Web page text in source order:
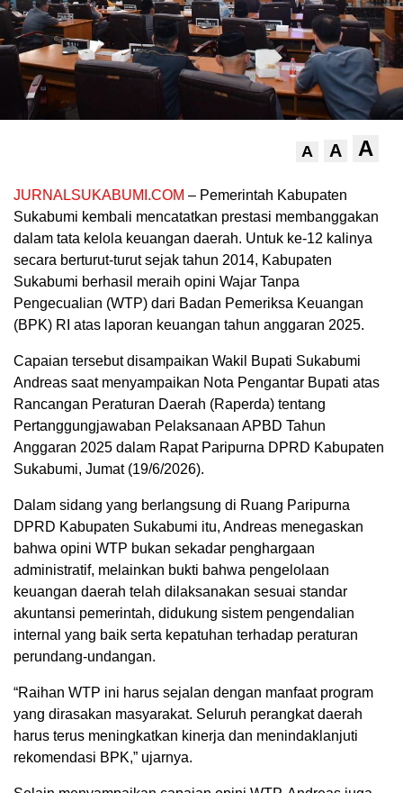
A A A
JURNALSUKABUMI.COM – Pemerintah Kabupaten
Sukabumi kembali mencatatkan prestasi membanggakan
dalam tata kelola keuangan daerah. Untuk ke-12 kalinya
secara berturut-turut sejak tahun 2014, Kabupaten
Sukabumi berhasil meraih opini Wajar Tanpa
Pengecualian (WTP) dari Badan Pemeriksa Keuangan
(BPK) RI atas laporan keuangan tahun anggaran 2025.
Capaian tersebut disampaikan Wakil Bupati Sukabumi
Andreas saat menyampaikan Nota Pengantar Bupati atas
Rancangan Peraturan Daerah (Raperda) tentang
Pertanggungjawaban Pelaksanaan APBD Tahun
Anggaran 2025 dalam Rapat Paripurna DPRD Kabupaten
Sukabumi, Jumat (19/6/2026).
Dalam sidang yang berlangsung di Ruang Paripurna
DPRD Kabupaten Sukabumi itu, Andreas menegaskan
bahwa opini WTP bukan sekadar penghargaan
administratif, melainkan bukti bahwa pengelolaan
keuangan daerah telah dilaksanakan sesuai standar
akuntansi pemerintah, didukung sistem pengendalian
internal yang baik serta kepatuhan terhadap peraturan
perundang-undangan.
“Raihan WTP ini harus sejalan dengan manfaat program
yang dirasakan masyarakat. Seluruh perangkat daerah
harus terus meningkatkan kinerja dan menindaklanjuti
rekomendasi BPK,” ujarnya.